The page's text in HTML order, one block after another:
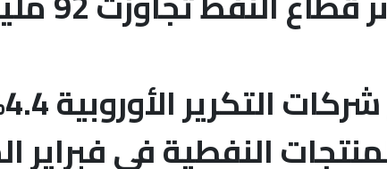
النفطية في فبراير